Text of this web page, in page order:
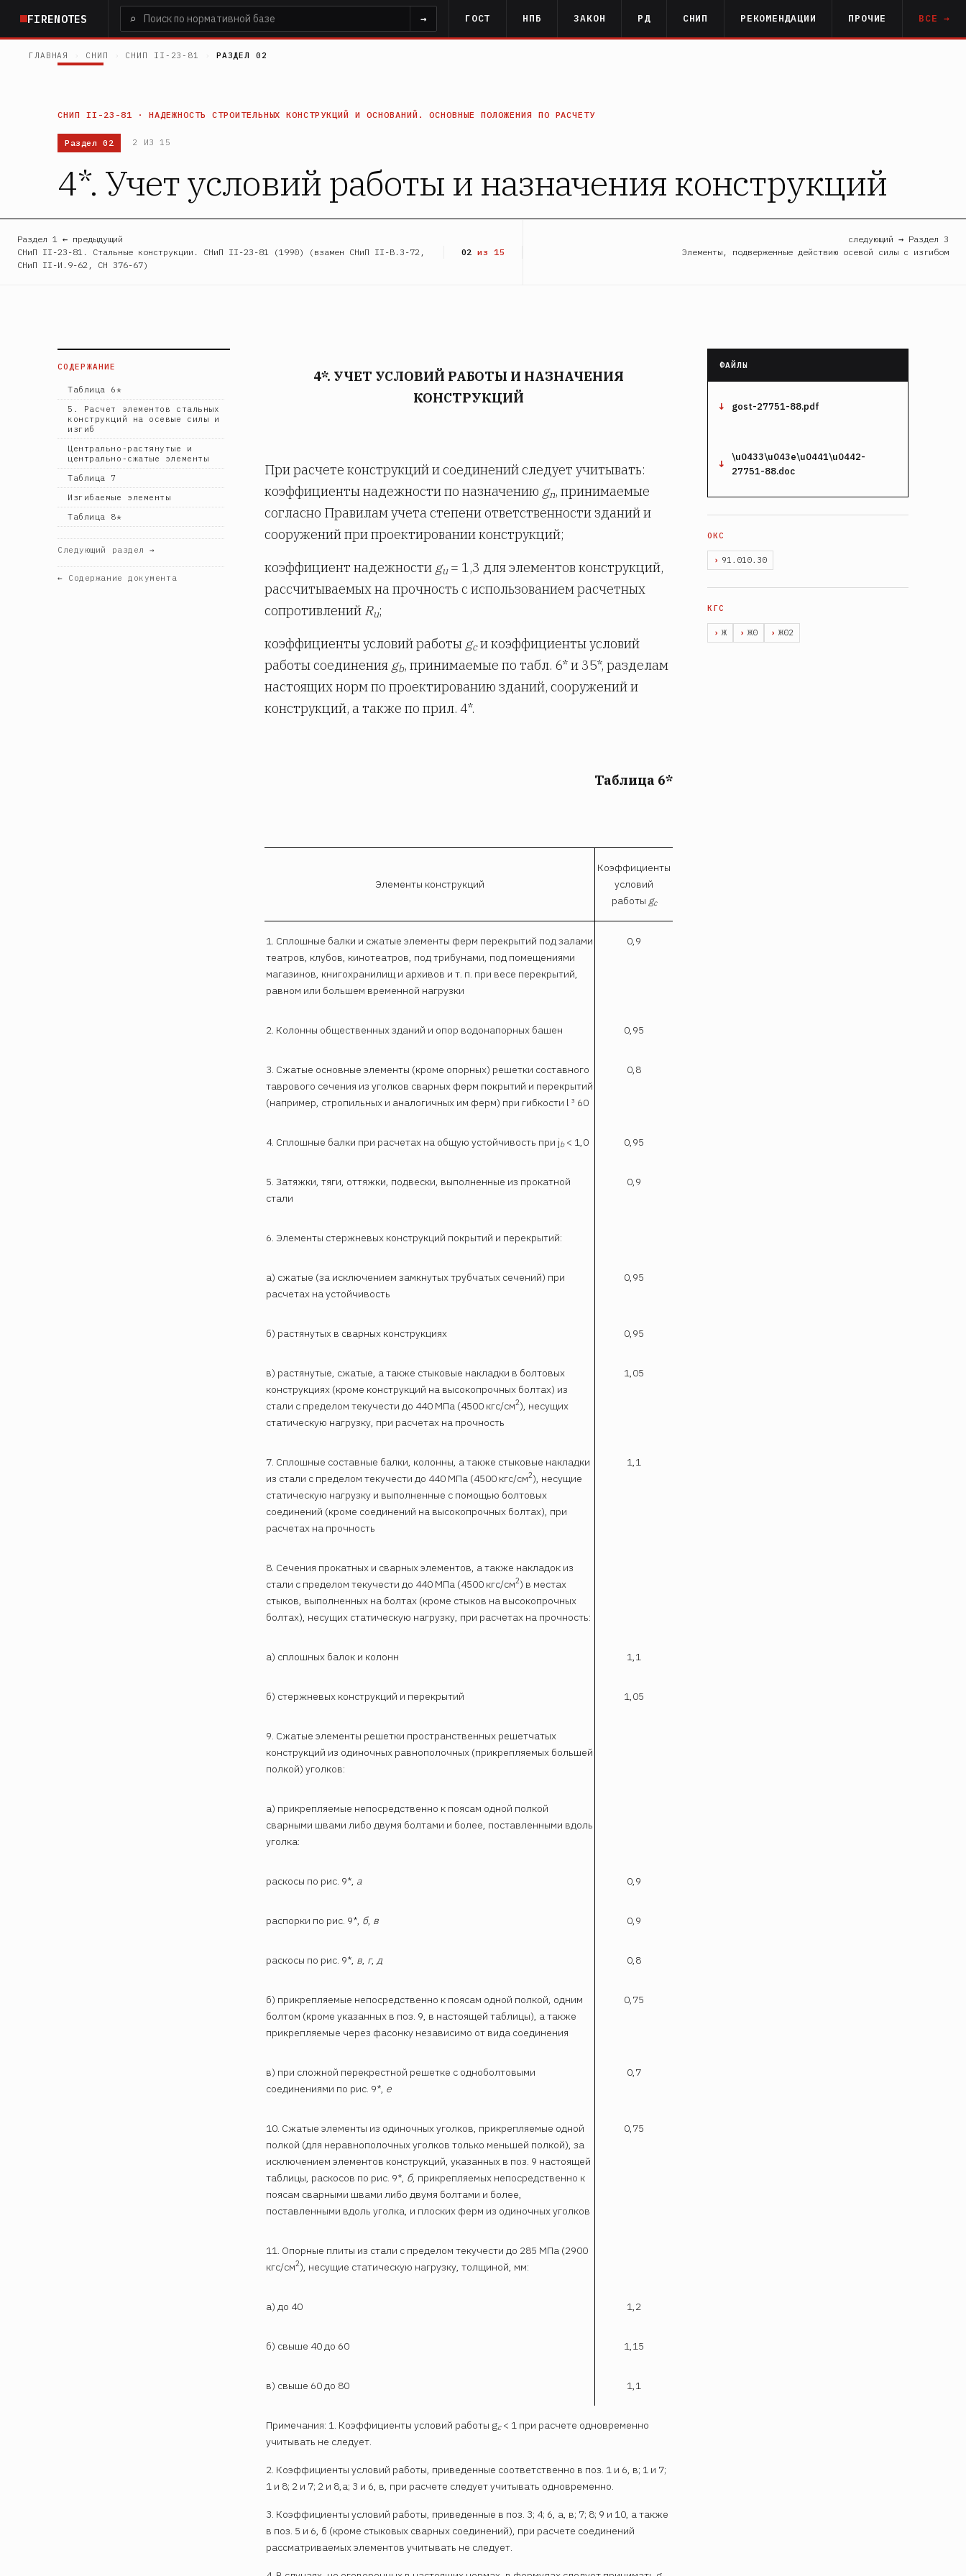
основному
содержанию
FIRENOTES ⌕ → ГОСТ НПБ ЗАКОН РД СНИП РЕКОМЕНДАЦИИ ПРОЧИЕ ВСЕ →
ГЛАВНАЯ СНИП СНИП II-23-81 РАЗДЕЛ 02
СНИП II-23-81 · НАДЕЖНОСТЬ СТРОИТЕЛЬНЫХ КОНСТРУКЦИЙ И ОСНОВАНИЙ. ОСНОВНЫЕ ПОЛОЖЕНИЯ ПО РАСЧЕТУ
Раздел 02 2 ИЗ 15
4*. Учет условий работы и назначения конструкций
Раздел 1 ← предыдущий
СНиП II-23-81. Стальные конструкции. СНиП II-23-81 (1990) (взамен СНиП II-В.3-72,
СНиП II-И.9-62, СН 376-67)
02 из 15
следующий → Раздел 3
Элементы, подверженные действию осевой силы с изгибом
СОДЕРЖАНИЕ
Таблица 6*
5. Расчет элементов стальных
конструкций на осевые силы и
изгиб
Центрально-растянутые и
центрально-сжатые элементы
Таблица 7
Изгибаемые элементы
Таблица 8*
Следующий раздел →
← Содержание документа
4*. УЧЕТ УСЛОВИЙ РАБОТЫ И НАЗНАЧЕНИЯ
КОНСТРУКЦИЙ
При расчете конструкций и соединений следует учитывать:
коэффициенты надежности по назначению gn, принимаемые
согласно Правилам учета степени ответственности зданий и
сооружений при проектировании конструкций;
коэффициент надежности gu= 1,3 для элементов конструкций,
рассчитываемых на прочность с использованием расчетных
сопротивлений Ru;
коэффициенты условий работы gcи коэффициенты условий
работы соединения gb, принимаемые по табл. 6* и 35*, разделам
настоящих норм по проектированию зданий, сооружений и
конструкций, а также по прил. 4*.
Таблица 6*
Элементы конструкций
Коэффициенты
условий
работы gс
1. Сплошные балки и сжатые элементы ферм перекрытий под залами
театров, клубов, кинотеатров, под трибунами, под помещениями
магазинов, книгохранилищ и архивов и т. п. при весе перекрытий,
равном или большем временной нагрузки
0,9
2. Колонны общественных зданий и опор водонапорных башен 0,95
3. Сжатые основные элементы (кроме опорных) решетки составного
таврового сечения из уголков сварных ферм покрытий и перекрытий
(например, стропильных и аналогичных им ферм) при гибкости l ³ 60
0,8
4. Сплошные балки при расчетах на общую устойчивость при jb< 1,0 0,95
5. Затяжки, тяги, оттяжки, подвески, выполненные из прокатной
стали
0,9
6. Элементы стержневых конструкций покрытий и перекрытий:
а) сжатые (за исключением замкнутых трубчатых сечений) при
расчетах на устойчивость
0,95
б) растянутых в сварных конструкциях 0,95
в) растянутые, сжатые, а также стыковые накладки в болтовых
конструкциях (кроме конструкций на высокопрочных болтах) из
стали с пределом текучести до 440 МПа (4500 кгс/см2), несущих
статическую нагрузку, при расчетах на прочность
1,05
7. Сплошные составные балки, колонны, а также стыковые накладки
из стали с пределом текучести до 440 МПа (4500 кгс/см2), несущие
статическую нагрузку и выполненные с помощью болтовых
соединений (кроме соединений на высокопрочных болтах), при
расчетах на прочность
1,1
8. Сечения прокатных и сварных элементов, а также накладок из
стали с пределом текучести до 440 МПа (4500 кгс/см2) в местах
стыков, выполненных на болтах (кроме стыков на высокопрочных
болтах), несущих статическую нагрузку, при расчетах на прочность:
а) сплошных балок и колонн 1,1
б) стержневых конструкций и перекрытий 1,05
9. Сжатые элементы решетки пространственных решетчатых
конструкций из одиночных равнополочных (прикрепляемых большей
полкой) уголков:
а) прикрепляемые непосредственно к поясам одной полкой
сварными швами либо двумя болтами и более, поставленными вдоль
уголка:
раскосы по рис. 9*, а 0,9
распорки по рис. 9*, б, в 0,9
раскосы по рис. 9*, в, г, д 0,8
б) прикрепляемые непосредственно к поясам одной полкой, одним
болтом (кроме указанных в поз. 9, в настоящей таблицы), а также
прикрепляемые через фасонку независимо от вида соединения
0,75
в) при сложной перекрестной решетке с одноболтовыми
соединениями по рис. 9*, е
0,7
10. Сжатые элементы из одиночных уголков, прикрепляемые одной
полкой (для неравнополочных уголков только меньшей полкой), за
исключением элементов конструкций, указанных в поз. 9 настоящей
таблицы, раскосов по рис. 9*, б, прикрепляемых непосредственно к
поясам сварными швами либо двумя болтами и более,
поставленными вдоль уголка, и плоских ферм из одиночных уголков
0,75
11. Опорные плиты из стали с пределом текучести до 285 МПа (2900
кгс/см2), несущие статическую нагрузку, толщиной, мм:
а) до 40 1,2
б) свыше 40 до 60 1,15
в) свыше 60 до 80 1,1
Примечания: 1. Коэффициенты условий работы gс< 1 при расчете одновременно
учитывать не следует.
2. Коэффициенты условий работы, приведенные соответственно в поз. 1 и 6, в; 1 и 7;
1 и 8; 2 и 7; 2 и 8,а; 3 и 6, в, при расчете следует учитывать одновременно.
3. Коэффициенты условий работы, приведенные в поз. 3; 4; 6, а, в; 7; 8; 9 и 10, а также
в поз. 5 и 6, б (кроме стыковых сварных соединений), при расчете соединений
рассматриваемых элементов учитывать не следует.
gost-27751-88.pdf
\u0433\u043e\u0441\u0442-
27751-88.doc
91.010.30
Ж Ж0 Ж02